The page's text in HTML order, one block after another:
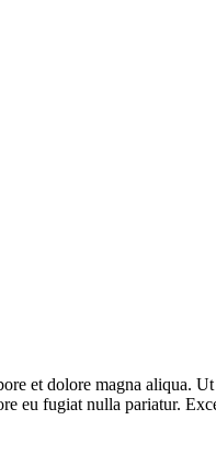
et dolore magna aliqua.
eu fugiat nulla pariatur.